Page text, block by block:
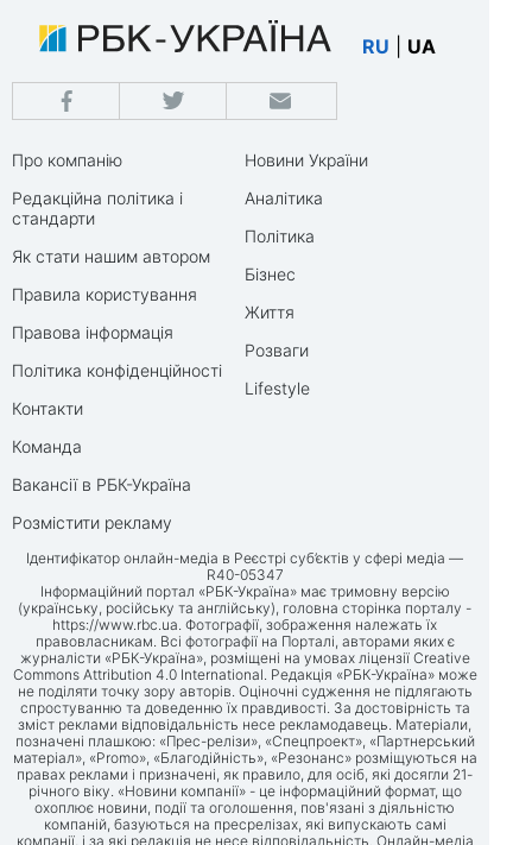
RU UA
Про компанію
Редакційна політика і
стандарти
Як стати нашим автором
Правила користування
Правова інформація
Політика конфіденційності
Контакти
Команда
Вакансії в РБК-Україна
Розмістити рекламу
Новини України
Аналітика
Політика
Бізнес
Життя
Розваги
Lifestyle
Ідентифікатор онлайн-медіа в Реєстрі суб’єктів у сфері медіа —
R40-05347
Інформаційний портал «РБК-Україна» має тримовну версію
(українську, російську та англійську), головна сторінка порталу -
https://www.rbc.ua. Фотографії, зображення належать їх
правовласникам. Всі фотографії на Порталі, авторами яких є
журналісти «РБК-Україна», розміщені на умовах ліцензії Creative
Commons Attribution 4.0 International. Редакція «РБК-Україна» може
не поділяти точку зору авторів. Оціночні судження не підлягають
спростуванню та доведенню їх правдивості. За достовірність та
зміст реклами відповідальність несе рекламодавець. Матеріали,
позначені плашкою: «Прес-релізи», «Спецпроект», «Партнерський
матеріал», «Promo», «Благодійність», «Резонанс» розміщуються на
правах реклами і призначені, як правило, для осіб, які досягли 21-
річного віку. «Новини компанії» - це інформаційний формат, що
охоплює новини, події та оголошення, пов'язані з діяльністю
компаній, базуються на пресрелізах, які випускають самі
компанії, і за які редакція не несе відповідальність. Онлайн-медіа